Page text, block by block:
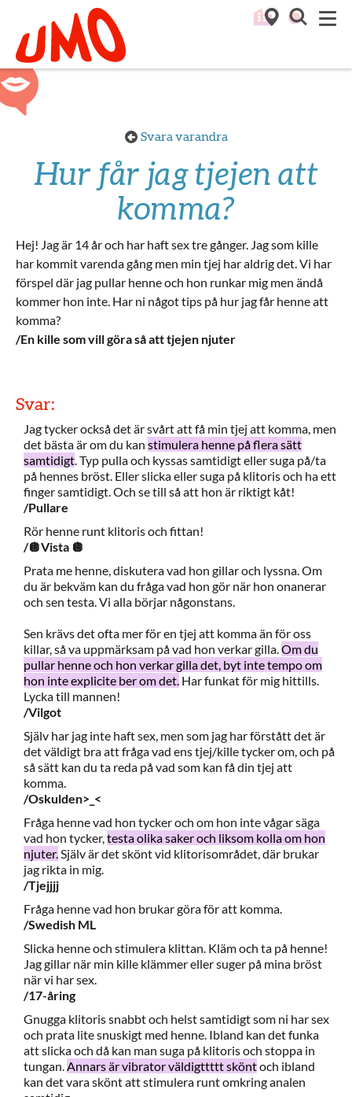
Till startsidan för Umo
Svara varandra
Hur får jag tjejen att
komma?
Hej! Jag är 14 år och har haft sex tre gånger. Jag som kille
har kommit varenda gång men min tjej har aldrig det. Vi har
förspel där jag pullar henne och hon runkar mig men ändå
kommer hon inte. Har ni något tips på hur jag får henne att
komma?
/En kille som vill göra så att tjejen njuter
Svar:
Jag tycker också det är svårt att få min tjej att komma, men
det bästa är om du kan stimulera henne på flera sätt
samtidigt. Typ pulla och kyssas samtidigt eller suga på/ta
på hennes bröst. Eller slicka eller suga på klitoris och ha ett
finger samtidigt. Och se till så att hon är riktigt kåt!
/Pullare
Rör henne runt klitoris och fittan!
/🪩Vista 🪩
Prata me henne, diskutera vad hon gillar och lyssna. Om
du är bekväm kan du fråga vad hon gör när hon onanerar
och sen testa. Vi alla börjar någonstans.
Sen krävs det ofta mer för en tjej att komma än för oss
killar, så va uppmärksam på vad hon verkar gilla.Om du
pullar henne och hon verkar gilla det, byt inte tempo om
hon inte explicite ber om det. Har funkat för mig hittills.
Lycka till mannen!
/Vilgot
Själv har jag inte haft sex, men som jag har förstått det är
det väldigt bra att fråga vad ens tjej/kille tycker om, och på
så sätt kan du ta reda på vad som kan få din tjej att
komma.
/Oskulden>_<
Fråga henne vad hon tycker och om hon inte vågar säga
vad hon tycker,testa olika saker och liksom kolla om hon
njuter.Själv är det skönt vid klitorisområdet, där brukar
jag rikta in mig.
/Tjejjjj
Fråga henne vad hon brukar göra för att komma.
/Swedish ML
Slicka henne och stimulera klittan. Kläm och ta på henne!
Jag gillar när min kille klämmer eller suger på mina bröst
när vi har sex.
/17-åring
Gnugga klitoris snabbt och helst samtidigt som ni har sex
och prata lite snuskigt med henne. Ibland kan det funka
att slicka och då kan man suga på klitoris och stoppa in
tungan.Annars är vibrator väldigttttt sköntoch ibland
kan det vara skönt att stimulera runt omkring analen